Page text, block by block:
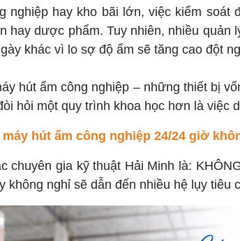
nghiệp hay kho bãi lớn, việc kiểm soát
hay dược phẩm. Tuy nhiên, nhiều quản
khác vì lo sợ độ ẩm sẽ tăng cao đột
hút ẩm công nghiệp – những thiết bị
hỏi một quy trình khoa học hơn là việc
hút ẩm công nghiệp 24/24 giờ
chuyên gia kỹ thuật Hải Minh là:
không nghỉ sẽ dẫn đến nhiều hệ lụy tiêu